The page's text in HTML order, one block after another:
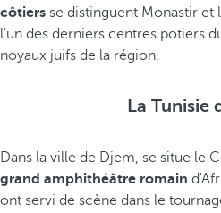
côtiers se distinguent Monastir
l'un des derniers centres potiers
noyaux juifs de la région.
La Tunisie
Dans la ville de Djem, se situe le
grand amphithéâtre romain
ont servi de scène dans le